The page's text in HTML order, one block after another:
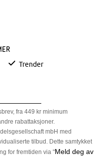
Trender
fra 449 kr minimum
rabattaksjoner.
mbH med
tilbud. Dette samtykket
for fremtiden via "Meld deg av